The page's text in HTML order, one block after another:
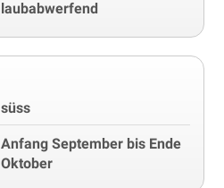
laubabwerfend
süss
Anfang September bis Ende
Oktober